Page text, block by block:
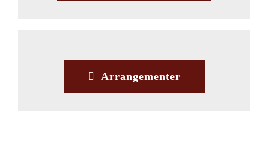
Arrangementer